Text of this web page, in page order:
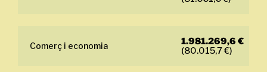
Comerç i economia
1.981.269,6 €
(80.015,7 €)